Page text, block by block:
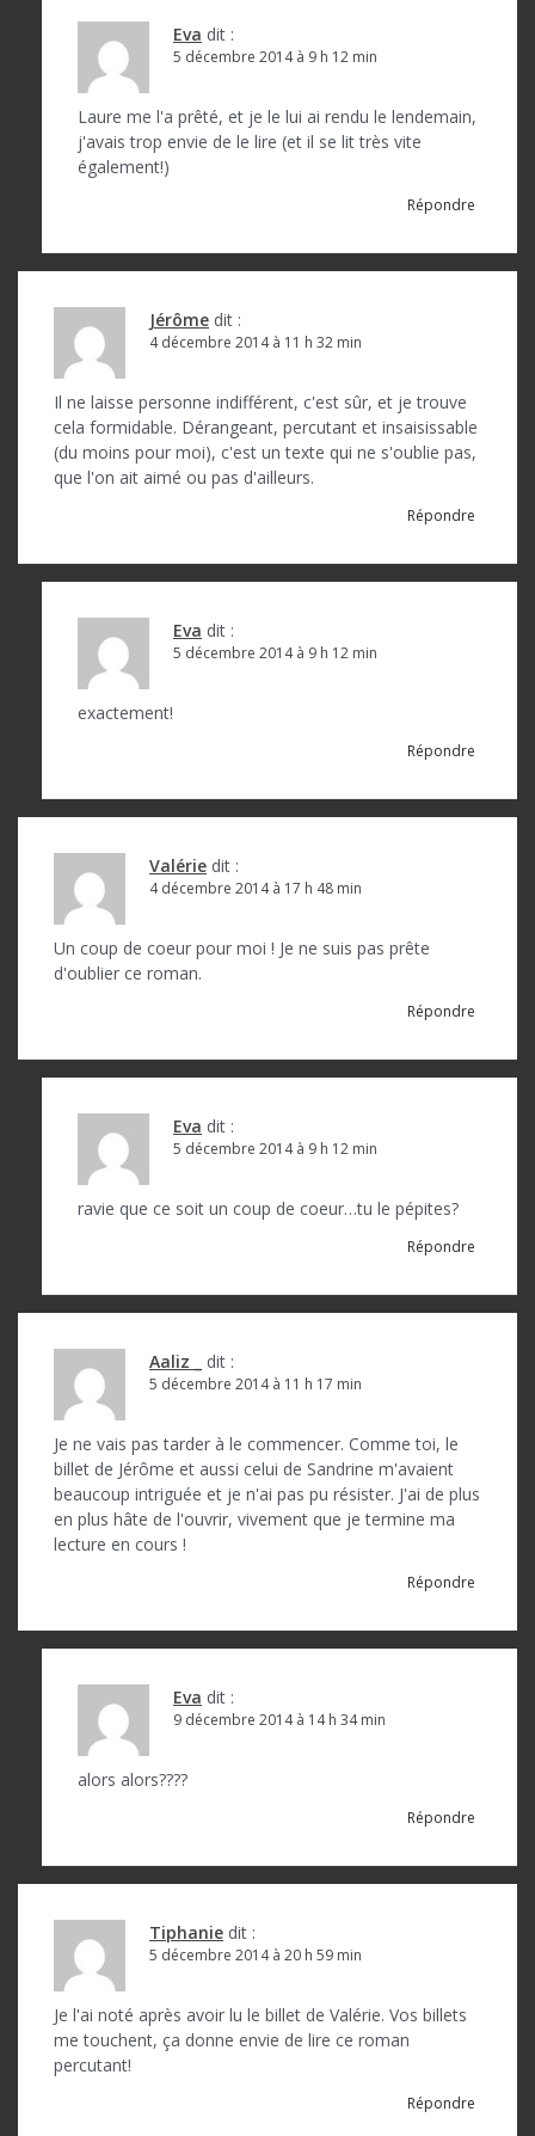
Eva dit :
5 décembre 2014 à 9 h 12 min
Laure me l'a prêté, et je le lui ai rendu le lendemain,
j'avais trop envie de le lire (et il se lit très vite
également!)
Répondre
Jérôme dit :
4 décembre 2014 à 11 h 32 min
Il ne laisse personne indifférent, c'est sûr, et je trouve
cela formidable. Dérangeant, percutant et insaisissable
(du moins pour moi), c'est un texte qui ne s'oublie pas,
que l'on ait aimé ou pas d'ailleurs.
Répondre
Eva dit :
5 décembre 2014 à 9 h 12 min
exactement!
Répondre
Valérie dit :
4 décembre 2014 à 17 h 48 min
Un coup de coeur pour moi ! Je ne suis pas prête
d'oublier ce roman.
Répondre
Eva dit :
5 décembre 2014 à 9 h 12 min
ravie que ce soit un coup de coeur…tu le pépites?
Répondre
Aaliz _ dit :
5 décembre 2014 à 11 h 17 min
Je ne vais pas tarder à le commencer. Comme toi, le
billet de Jérôme et aussi celui de Sandrine m'avaient
beaucoup intriguée et je n'ai pas pu résister. J'ai de plus
en plus hâte de l'ouvrir, vivement que je termine ma
lecture en cours !
Répondre
Eva dit :
9 décembre 2014 à 14 h 34 min
alors alors????
Répondre
Tiphanie dit :
5 décembre 2014 à 20 h 59 min
Je l'ai noté après avoir lu le billet de Valérie. Vos billets
me touchent, ça donne envie de lire ce roman
percutant!
Répondre